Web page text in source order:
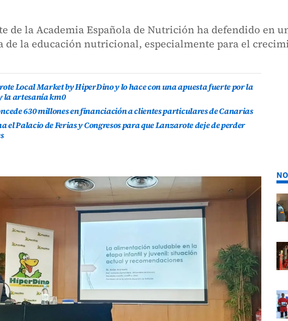
de la Academia Española de Nutrición ha defendido en
de la educación nutricional, especialmente para el
Local Market by HiperDino y lo hace con una apuesta fuerte por la
la artesanía km0
630 millones en financiación a clientes particulares de Canarias
el Palacio de Ferias y Congresos para que Lanzarote deje de perder